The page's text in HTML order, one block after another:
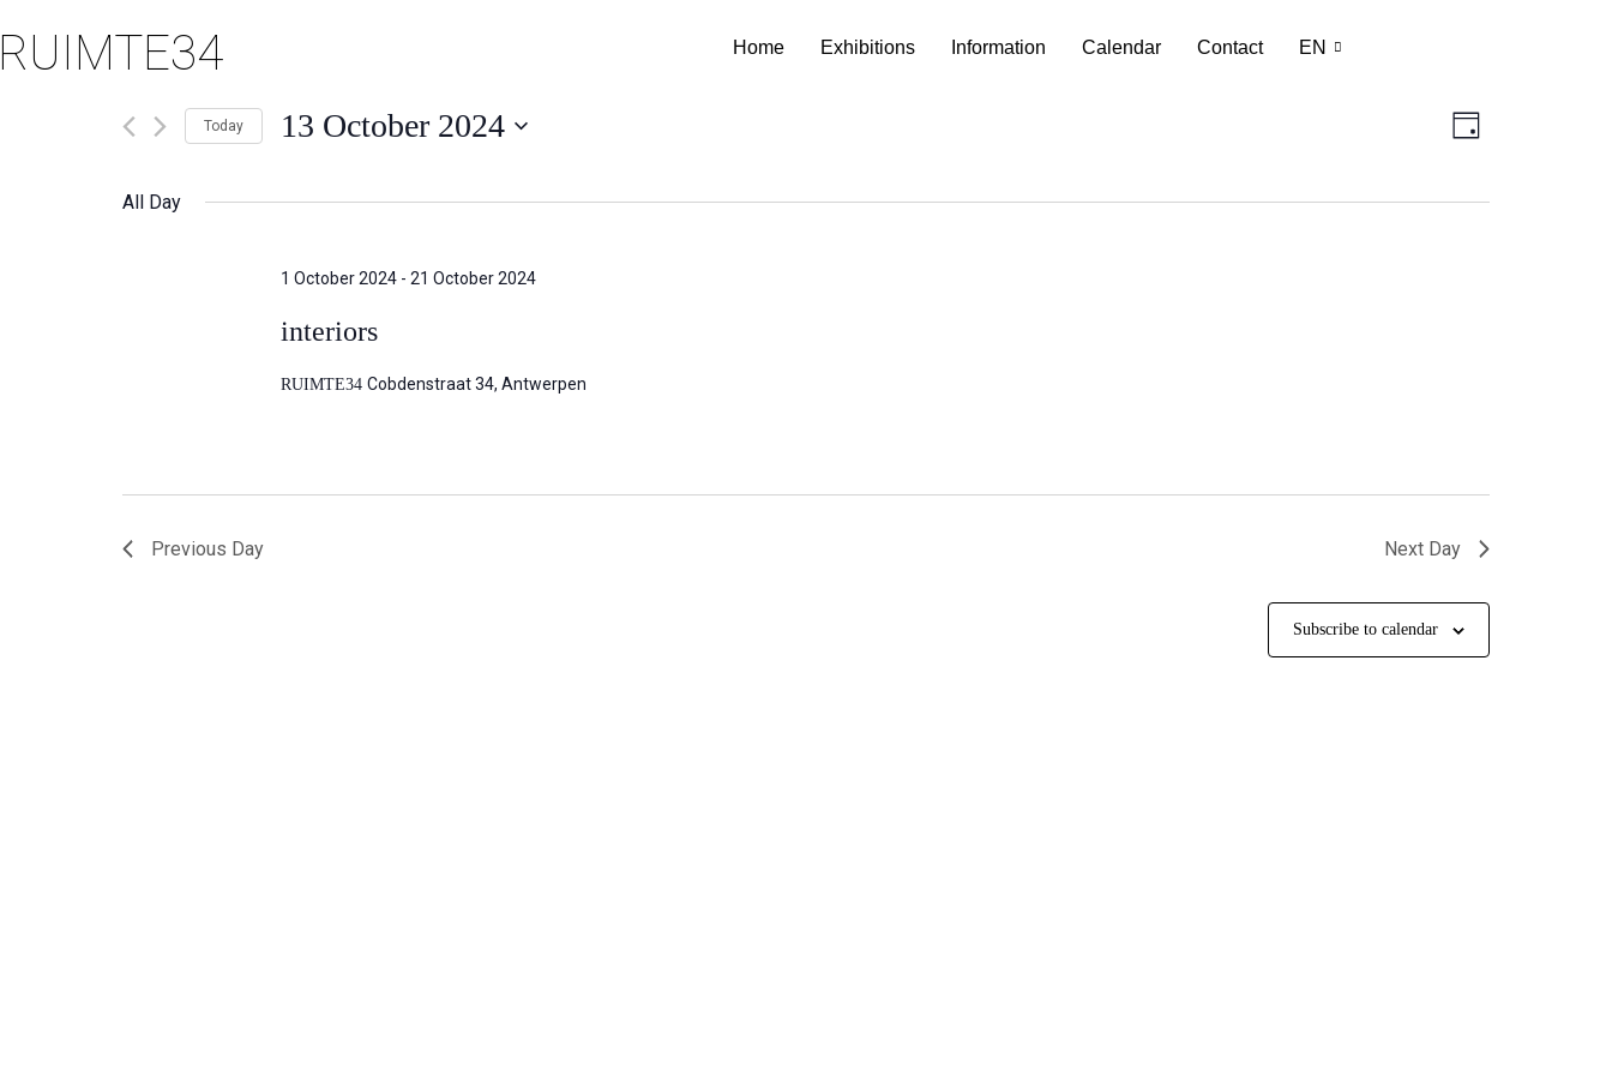
Home Exhibitions Information Calendar Contact EN
Evenement
Day
Today 13 October 2024
All Day
1 October 2024- 21 October 2024
interiors
RUIMTE34 Cobdenstraat 34, Antwerpen
Previous Day Next Day
Subscribe to calendar